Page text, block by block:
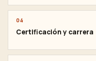
04
Certificación y carrera